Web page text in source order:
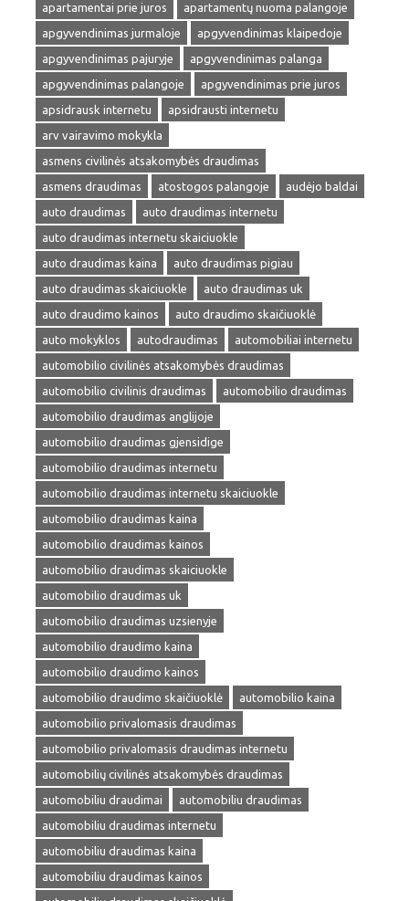
apartamentai prie juros
apartamentų nuoma palangoje
apgyvendinimas jurmaloje
apgyvendinimas klaipedoje
apgyvendinimas pajuryje
apgyvendinimas palanga
apgyvendinimas palangoje
apgyvendinimas prie juros
apsidrausk internetu
apsidrausti internetu
arv vairavimo mokykla
asmens civilinės atsakomybės draudimas
asmens draudimas
atostogos palangoje
audėjo baldai
auto draudimas
auto draudimas internetu
auto draudimas internetu skaiciuokle
auto draudimas kaina
auto draudimas pigiau
auto draudimas skaiciuokle
auto draudimas uk
auto draudimo kainos
auto draudimo skaičiuoklė
auto mokyklos
autodraudimas
automobiliai internetu
automobilio civilinės atsakomybės draudimas
automobilio civilinis draudimas
automobilio draudimas
automobilio draudimas anglijoje
automobilio draudimas gjensidige
automobilio draudimas internetu
automobilio draudimas internetu skaiciuokle
automobilio draudimas kaina
automobilio draudimas kainos
automobilio draudimas skaiciuokle
automobilio draudimas uk
automobilio draudimas uzsienyje
automobilio draudimo kaina
automobilio draudimo kainos
automobilio draudimo skaičiuoklė
automobilio kaina
automobilio privalomasis draudimas
automobilio privalomasis draudimas internetu
automobilių civilinės atsakomybės draudimas
automobiliu draudimai
automobiliu draudimas
automobiliu draudimas internetu
automobiliu draudimas kaina
automobiliu draudimas kainos